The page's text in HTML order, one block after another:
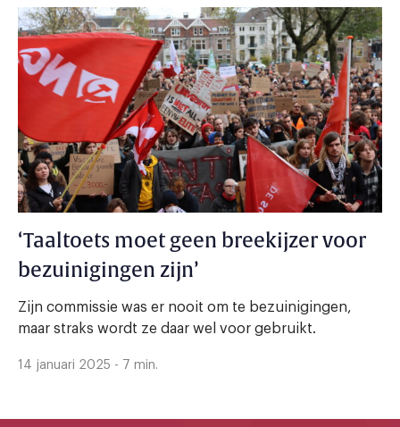
‘Taaltoets moet geen breekijzer voor
bezuinigingen zijn’
Zijn commissie was er nooit om te bezuinigingen,
maar straks wordt ze daar wel voor gebruikt.
14 januari 2025 - 7 min.